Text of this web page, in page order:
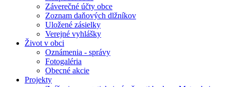
Záverečné účty obce
Zoznam daňových dlžníkov
Uložené zásielky
Verejné vyhlášky
Život v obci
Oznámenia - správy
Fotogaléria
Obecné akcie
Projekty